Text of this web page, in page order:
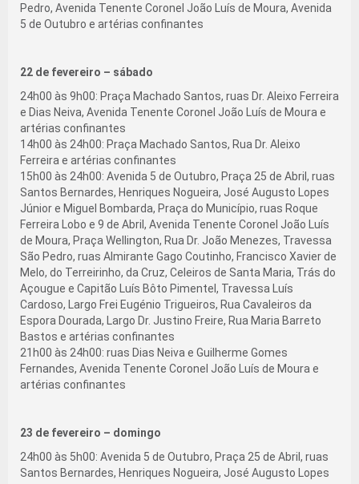
Pedro, Avenida Tenente Coronel João Luís de Moura, Avenida
5 de Outubro e artérias confinantes
22 de fevereiro – sábado
24h00 às 9h00: Praça Machado Santos, ruas Dr. Aleixo Ferreira
e Dias Neiva, Avenida Tenente Coronel João Luís de Moura e
artérias confinantes
14h00 às 24h00: Praça Machado Santos, Rua Dr. Aleixo
Ferreira e artérias confinantes
15h00 às 24h00: Avenida 5 de Outubro, Praça 25 de Abril, ruas
Santos Bernardes, Henriques Nogueira, José Augusto Lopes
Júnior e Miguel Bombarda, Praça do Município, ruas Roque
Ferreira Lobo e 9 de Abril, Avenida Tenente Coronel João Luís
de Moura, Praça Wellington, Rua Dr. João Menezes, Travessa
São Pedro, ruas Almirante Gago Coutinho, Francisco Xavier de
Melo, do Terreirinho, da Cruz, Celeiros de Santa Maria, Trás do
Açougue e Capitão Luís Bôto Pimentel, Travessa Luís
Cardoso, Largo Frei Eugénio Trigueiros, Rua Cavaleiros da
Espora Dourada, Largo Dr. Justino Freire, Rua Maria Barreto
Bastos e artérias confinantes
21h00 às 24h00: ruas Dias Neiva e Guilherme Gomes
Fernandes, Avenida Tenente Coronel João Luís de Moura e
artérias confinantes
23 de fevereiro – domingo
24h00 às 5h00: Avenida 5 de Outubro, Praça 25 de Abril, ruas
Santos Bernardes, Henriques Nogueira, José Augusto Lopes